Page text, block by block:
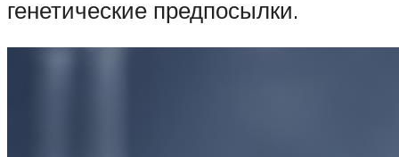
генетические предпосылки.